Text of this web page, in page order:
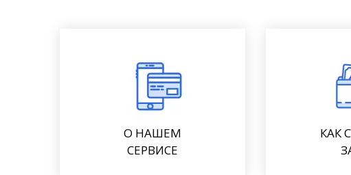
О НАШЕМ
СЕРВИСЕ
КАК